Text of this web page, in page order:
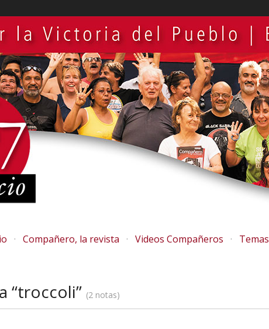
Compañero, la revista Videos Compañeros Temas
“troccoli” 2 notas